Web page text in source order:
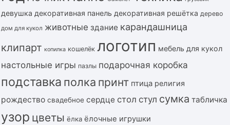
девушка декоративная панель декоративная решётка дерево
дом для кукол животные здание карандашница
клипарт копилка кошелёк логотип мебель для кукол
настольные игры пазлы подарочная коробка
подставка полка принт птица религия
рождество свадебное сердце стол стул сумка табличка
узор цветы ёлка ёлочные игрушки